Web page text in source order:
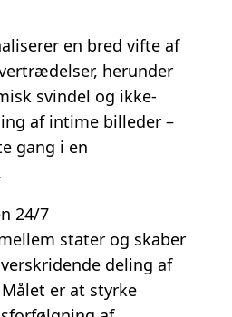
en bred vifte af
herunder
svindel og ikke-
af intime billeder –
gang i en
24/7
stater og skaber
deling af
er at styrke